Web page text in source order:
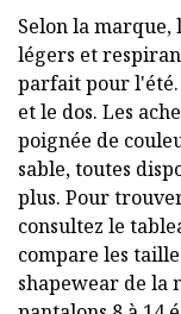
Selon la marque,
légers et
parfait pour l'été.
et le dos. Les
poignée de
sable, toutes
plus. Pour
consultez le
compare les
shapewear de la